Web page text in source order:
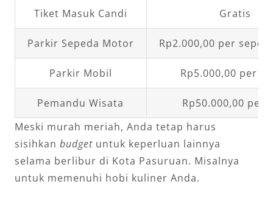
Tiket Masuk Candi Gratis
Parkir Sepeda Motor Rp2.000,00 per
Parkir Mobil Rp5.000,00 per
Pemandu Wisata
Rp50.000,00 per
Meski murah meriah, Anda tetap harus
sisihkan budgetuntuk keperluan lainnya
selama berlibur di Kota Pasuruan. Misalnya
untuk memenuhi hobi kuliner Anda.